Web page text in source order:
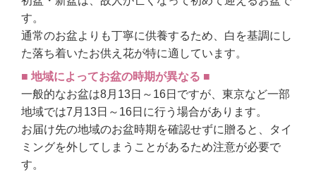
す。
通常のお盆よりも丁寧に供養するため、白を基調にし
た落ち着いたお供え花が特に適しています。
■ 地域によってお盆の時期が異なる ■
一般的なお盆は8月13日～16日ですが、東京など一部
地域では7月13日～16日に行う場合があります。
お届け先の地域のお盆時期を確認せずに贈ると、タイ
ミングを外してしまうことがあるため注意が必要で
す。